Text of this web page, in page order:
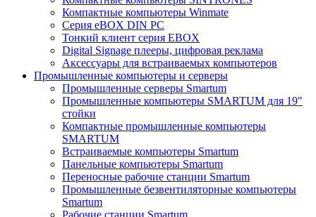
Компактные компьютеры Winmate
Серия eBOX DIN PC
Тонкий клиент серия EBOX
Digital Signage плееры, цифровая реклама
Аксессуары для встраиваемых компьютеров
Промышленные компьютеры и серверы
Промышленные серверы Smartum
Промышленные компьютеры SMARTUM для 19"
стойки
Компактные промышленные компьютеры
SMARTUM
Встраиваемые компьютеры Smartum
Панельные компьютеры Smartum
Переносные рабочие станции Smartum
Промышленные безвентиляторные компьютеры
Smartum
Рабочие станции Smartum